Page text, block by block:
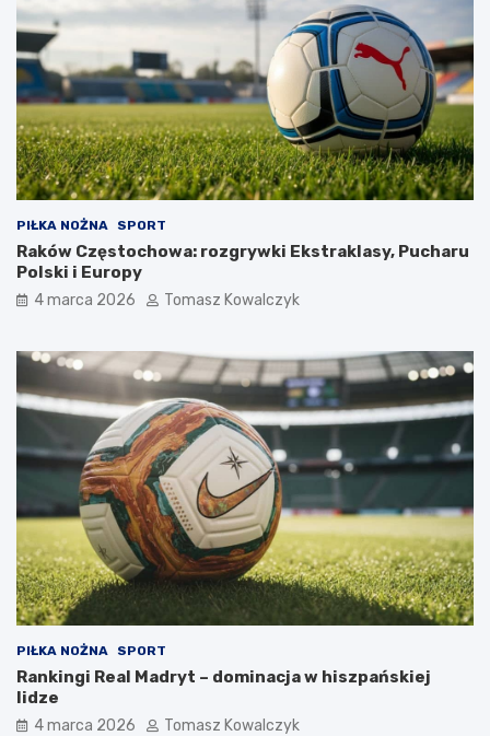
PIŁKA NOŻNA SPORT
Raków Częstochowa: rozgrywki Ekstraklasy, Pucharu
Polski i Europy
4 marca 2026 Tomasz Kowalczyk
PIŁKA NOŻNA SPORT
Rankingi Real Madryt – dominacja w hiszpańskiej
lidze
4 marca 2026 Tomasz Kowalczyk